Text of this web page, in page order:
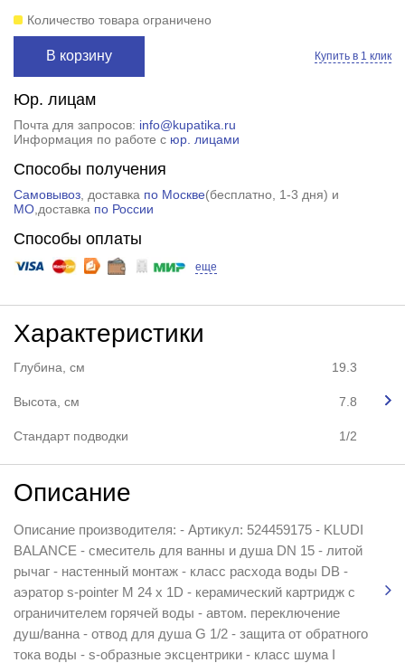
Количество товара ограничено
В корзину Купить в 1 клик
Юр. лицам
Почта для запросов: info@kupatika.ru
Информация по работе с юр. лицами
Способы получения
Самовывоз, доставка по Москве(бесплатно, 1-3 дня) и
МО,доставка по России
Способы оплаты
еще
Характеристики
Глубина, см 19.3
Высота, см 7.8
Стандарт подводки 1/2
Описание
Описание производителя: - Артикул: 524459175 - KLUDI
BALANCE - смеситель для ванны и душа DN 15 - литой
рычаг - настенный монтаж - класс расхода воды DB -
аэратор s-pointer M 24 x 1D - керамический картридж с
ограничителем горячей воды - автом. переключение
душ/ванна - отвод для душа G 1/2 - защита от обратного
тока воды - s-образные эксцентрики - класс шума I